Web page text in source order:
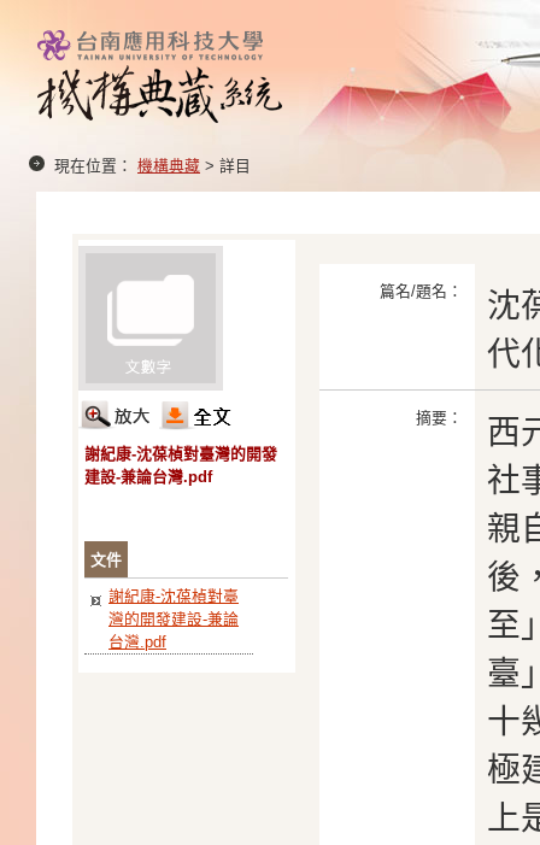
現在位置： 機構典藏 > 詳目
謝紀康-沈葆楨對臺灣的開發
建設-兼論台灣.pdf
文件
謝紀康-沈葆楨對臺
灣的開發建設-兼論
台灣.pdf
篇名/題名：
沈
代
摘要：
西
社
親
後
至
臺
十
極